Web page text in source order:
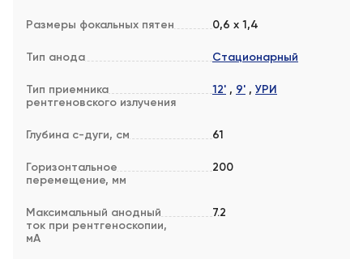
Размеры фокальных пятен 0,6 х 1,4
Тип анода Стационарный
Тип приемника
рентгеновского излучения
12' , 9' , УРИ
Глубина с-дуги, см 61
Горизонтальное
перемещение, мм
200
Максимальный анодный
ток при рентгеноскопии,
мА
7.2